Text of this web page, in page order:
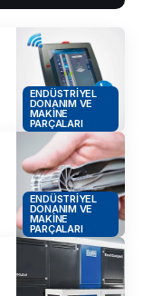
ENDÜSTRIYEL
DONANIM VE
MAKINE
PARÇALARI
ENDÜSTRIYEL
DONANIM VE
MAKINE
PARÇALARI